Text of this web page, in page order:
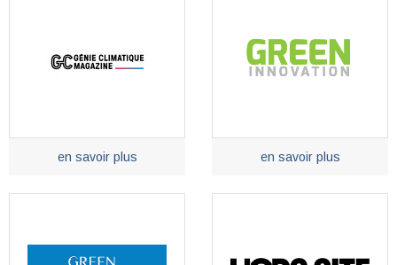
en savoir plus en savoir plus